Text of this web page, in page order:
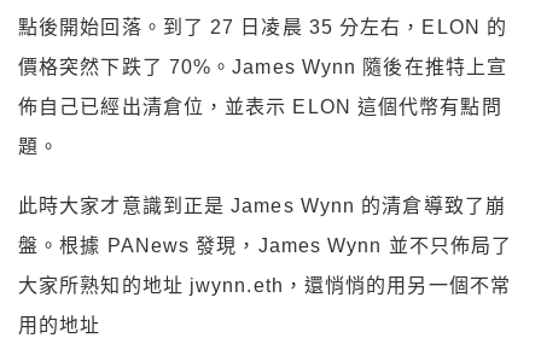
點後開始回落。到了 27 日凌晨 35 分左右，ELON 的
價格突然下跌了 70%。James Wynn 隨後在推特上宣
佈自己已經出清倉位，並表示 ELON 這個代幣有點問
題。
此時大家才意識到正是 James Wynn 的清倉導致了崩
盤。根據 PANews 發現，James Wynn 並不只佈局了
大家所熟知的地址 jwynn.eth，還悄悄的用另一個不常
用的地址